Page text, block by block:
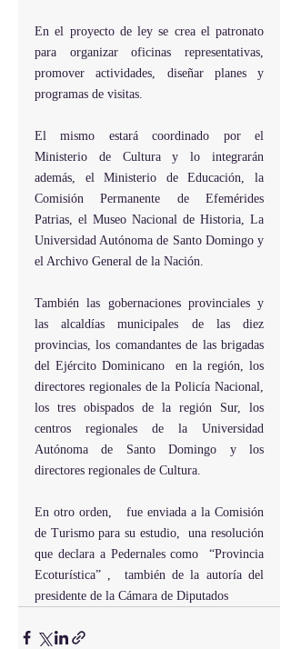
En el proyecto de ley se crea el patronato
para organizar oficinas representativas,
promover actividades, diseñar planes y
programas de visitas.
El mismo estará coordinado por el
Ministerio de Cultura y lo integrarán
además, el Ministerio de Educación, la
Comisión Permanente de Efemérides
Patrias, el Museo Nacional de Historia, La
Universidad Autónoma de Santo Domingo y
el Archivo General de la Nación.
También las gobernaciones provinciales y
las alcaldías municipales de las diez
provincias, los comandantes de las brigadas
del Ejército Dominicano  en la región, los
directores regionales de la Policía Nacional,
los tres obispados de la región Sur, los
centros regionales de la Universidad
Autónoma de Santo Domingo y los
directores regionales de Cultura.
En otro orden,   fue enviada a la Comisión
de Turismo para su estudio,  una resolución
que declara a Pedernales como  “Provincia
Ecoturística” ,  también de la autoría del
presidente de la Cámara de Diputados